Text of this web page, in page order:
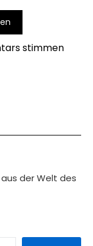
stimmen
der Welt des